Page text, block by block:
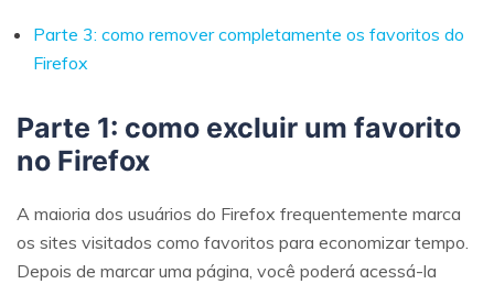
Parte 3: como remover completamente os favoritos do
Firefox
Parte 1: como excluir um favorito
no Firefox
A maioria dos usuários do Firefox frequentemente marca
os sites visitados como favoritos para economizar tempo.
Depois de marcar uma página, você poderá acessá-la